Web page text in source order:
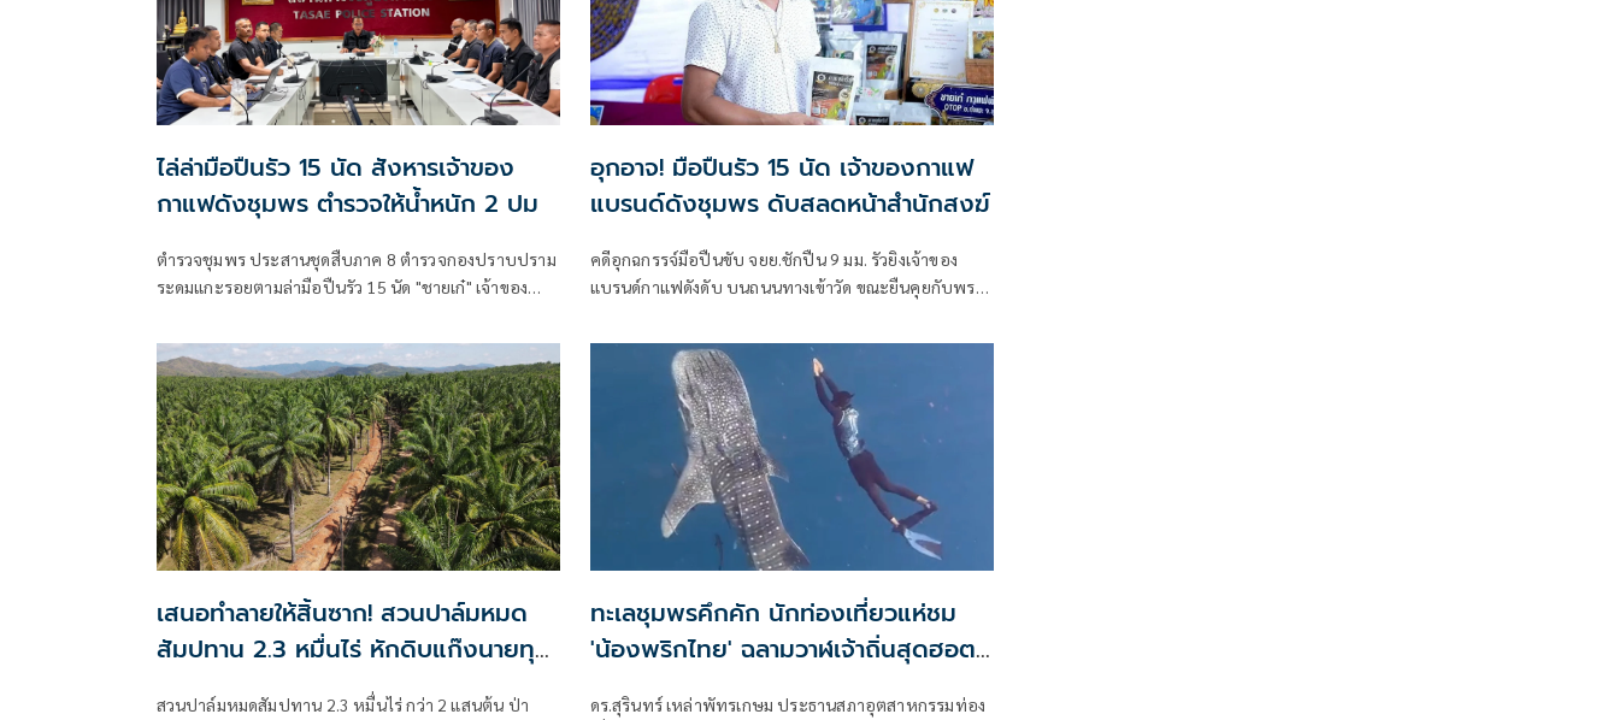
ไล่ล่ามือปืนรัว 15 นัด สังหารเจ้าของ
กาแฟดังชุมพร ตำรวจให้น้ำหนัก 2 ปม
ตำรวจชุมพร ประสานชุดสืบภาค 8 ตำรวจกองปราบปราม
ระดมแกะรอยตามล่ามือปืนรัว 15 นัด "ชายเก๋" เจ้าของ
ดับหน้าสำนักสงฆ์
อุกอาจ! มือปืนรัว 15 นัด เจ้าของกาแฟ
แบรนด์ดังชุมพร ดับสลดหน้าสำนักสงฆ์
คดีอุกฉกรรจ์มือปืนขับ จยย.ชักปืน 9 มม. รัวยิงเจ้าของ
แบรนด์กาแฟดังดับ บนถนนทางเข้าวัด ขณะยืนคุยกับพระ
ประจำปี เปิดเผยขึ้นเมื่อเวลา 20.20 น.วันที่ 5 กรกฎาคม
2569 พ.ต.ท.สามารถ แท่นอินอินทร์ สว.(สอบสวน) สภ.ท่า
เสนอทำลายให้สิ้นซาก! สวนปาล์มหมด
สัมปทาน 2.3 หมื่นไร่ หักดิบแก๊งนายทุน
มาเฟียฮุบผลประโยชน์
สวนปาล์มหมดสัมปทาน 2.3 หมื่นไร่ กว่า 2 แสนต้น ป่า
ทะเลชุมพรคึกคัก นักท่องเที่ยวแห่ชม
'น้องพริกไทย' ฉลามวาฬเจ้าถิ่นสุดฮอต
ดร.สุรินทร์ เหล่าพัทรเกษม ประธานสภาอุตสาหกรรมท่อง